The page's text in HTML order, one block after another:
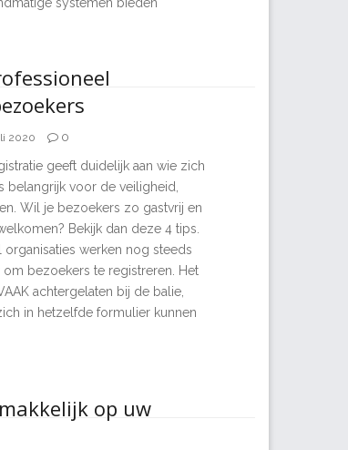
2020 0
geeft duidelijk aan wie zich
belangrijk voor de veiligheid,
Wil je bezoekers zo gastvrij en
Bekijk dan deze 4 tips.
werken nog steeds
bezoekers te registreren. Het
achtergelaten bij de balie,
in hetzelfde formulier kunnen
op uw